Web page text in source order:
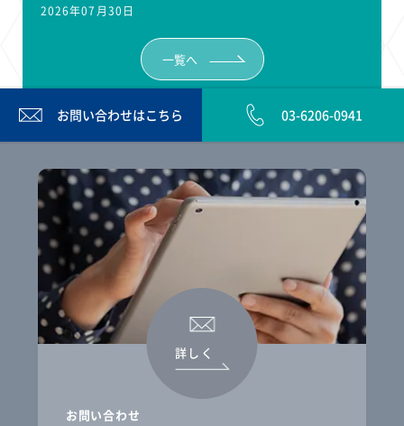
2026年07月30日
一覧へ
お問い合わせはこちら 03-6206-0941
お問い合わせ
詳しく